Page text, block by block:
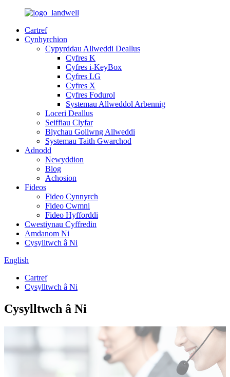
Cartref
Cynhyrchion
Cypyrddau Allweddi Deallus
Cyfres K
Cyfres i-KeyBox
Cyfres LG
Cyfres X
Cyfres Fodurol
Systemau Allweddol Arbennig
Loceri Deallus
Seiffiau Clyfar
Blychau Gollwng Allweddi
Systemau Taith Gwarchod
Adnodd
Newyddion
Blog
Achosion
Fideos
Fideo Cynnyrch
Fideo Cwmni
Fideo Hyfforddi
Cwestiynau Cyffredin
Amdanom Ni
Cysylltwch â Ni
English
Cartref
Cysylltwch â Ni
Cysylltwch â Ni